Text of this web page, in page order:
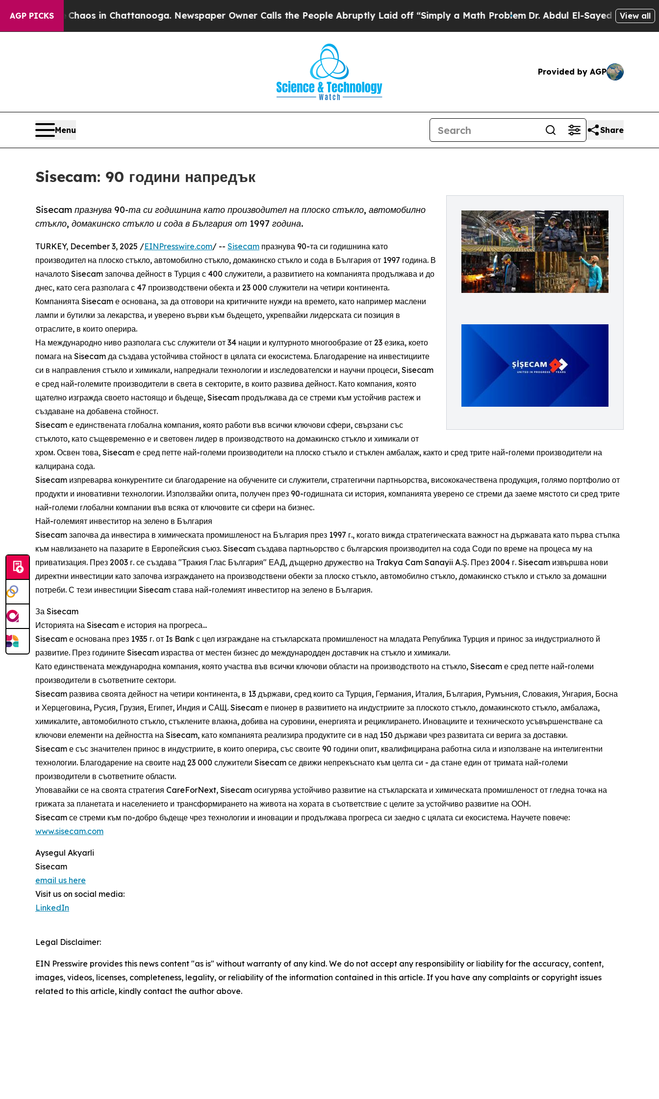
AGP PICKSChaos in Chattanooga. Newspaper Owner Calls the People Abruptly Laid off “Simply a Math ProblemDr. Abdul El-Sayed on HistoricView all
Provided by AGP
Menu Share
Sisecam: 90 години напредък
Sisecam празнува 90-та си годишнина като производител на плоско стъкло, автомобилно
стъкло, домакинско стъкло и сода в България от 1997 година.
TURKEY, December 3, 2025 /EINPresswire.com/ -- Sisecam празнува 90-та си годишнина като
производител на плоско стъкло, автомобилно стъкло, домакинско стъкло и сода в България от 1997 година. В
началото Sisecam започва дейност в Турция с 400 служители, а развитието на компанията продължава и до
днес, като сега разполага с 47 производствени обекта и 23 000 служители на четири континента.
Компанията Sisecam е основана, за да отговори на критичните нужди на времето, като например маслени
лампи и бутилки за лекарства, и уверено върви към бъдещето, укрепвайки лидерската си позиция в
отраслите, в които оперира.
На международно ниво разполага със служители от 34 нации и културното многообразие от 23 езика, което
помага на Sisecam да създава устойчива стойност в цялата си екосистема. Благодарение на инвестициите
си в направления стъкло и химикали, напреднали технологии и изследователски и научни процеси, Sisecam
е сред най-големите производители в света в секторите, в които развива дейност. Като компания, която
щателно изгражда своето настоящо и бъдеще, Sisecam продължава да се стреми към устойчив растеж и
създаване на добавена стойност.
Sisecam е единствената глобална компания, която работи във всички ключови сфери, свързани със
стъклото, като същевременно е и световен лидер в производството на домакинско стъкло и химикали от
хром. Освен това, Sisecam е сред петте най-големи производители на плоско стъкло и стъклен амбалаж, както и сред трите най-големи производители на
калцирана сода.
Sisecam изпреварва конкурентите си благодарение на обучените си служители, стратегични партньорства, висококачествена продукция, голямо портфолио от
продукти и иновативни технологии. Използвайки опита, получен през 90-годишната си история, компанията уверено се стреми да заеме мястото си сред трите
най-големи глобални компании във всяка от ключовите си сфери на бизнес.
Най-големият инвеститор на зелено в България
Sisecam започва да инвестира в химическата промишленост на България през 1997 г., когато вижда стратегическата важност на държавата като първа стъпка
към навлизането на пазарите в Европейския съюз. Sisecam създава партньорство с българския производител на сода Соди по време на процеса му на
приватизация. През 2003 г. се създава "Тракия Глас България" ЕАД, дъщерно дружество на Trakya Cam Sanayii A.Ş. През 2004 г. Sisecam извършва нови
директни инвестиции като започва изграждането на производствени обекти за плоско стъкло, автомобилно стъкло, домакинско стъкло и стъкло за домашни
потреби. С тези инвестиции Sisecam става най-големият инвеститор на зелено в България.
За Sisecam
Историята на Sisecam е история на прогреса...
Sisecam е основана през 1935 г. от Is Bank с цел изграждане на стъкларската промишленост на младата Република Турция и принос за индустриалното й
развитие. През годините Sisecam израства от местен бизнес до международден доставчик на стъкло и химикали.
Като единствената международна компания, която участва във всички ключови области на производството на стъкло, Sisecam е сред петте най-големи
производители в съответните сектори.
Sisecam развива своята дейност на четири континента, в 13 държави, сред които са Турция, Германия, Италия, България, Румъния, Словакия, Унгария, Босна
и Херцеговина, Русия, Грузия, Египет, Индия и САЩ. Sisecam е пионер в развитието на индустриите за плоското стъкло, домакинското стъкло, амбалажа,
химикалите, автомобилното стъкло, стъклените влакна, добива на суровини, енергията и рециклирането. Иновациите и техническото усъвършенстване са
ключови елементи на дейността на Sisecam, като компанията реализира продуктите си в над 150 държави чрез развитата си верига за доставки.
Sisecam е със значителен принос в индустриите, в които оперира, със своите 90 години опит, квалифицирана работна сила и използване на интелигентни
технологии. Благодарение на своите над 23 000 служители Sisecam се движи непрекъснато към целта си - да стане един от тримата най-големи
производители в съответните области.
Уповавайки се на своята стратегия CareForNext, Sisecam осигурява устойчиво развитие на стъкларската и химическата промишленост от гледна точка на
грижата за планетата и населението и трансформирането на живота на хората в съответствие с целите за устойчиво развитие на ООН.
Sisecam се стреми към по-добро бъдеще чрез технологии и иновации и продължава прогреса си заедно с цялата си екосистема. Научете повече:
www.sisecam.com
Aysegul Akyarli
Sisecam
email us here
Visit us on social media:
LinkedIn
Legal Disclaimer:
EIN Presswire provides this news content "as is" without warranty of any kind. We do not accept any responsibility or liability for the accuracy, content,
images, videos, licenses, completeness, legality, or reliability of the information contained in this article. If you have any complaints or copyright issues
related to this article, kindly contact the author above.